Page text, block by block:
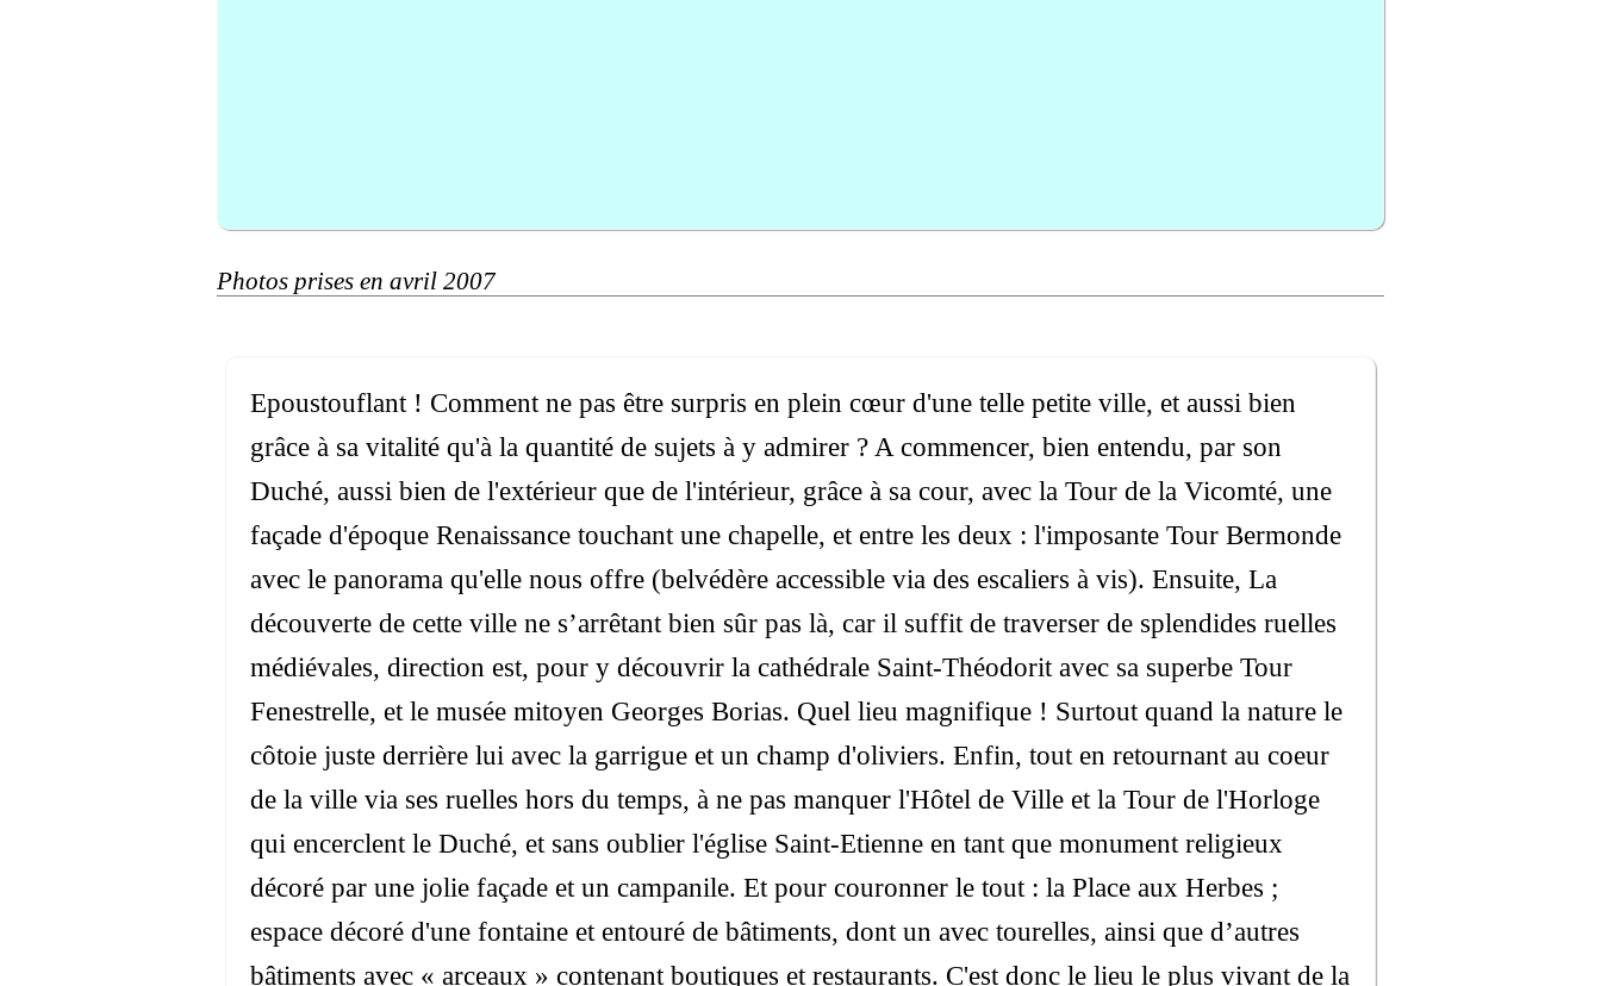
Photos prises en avril 2007
Epoustouflant ! Comment ne pas être surpris en plein cœur d'une telle petite ville, et aussi bien
grâce à sa vitalité qu'à la quantité de sujets à y admirer ? A commencer, bien entendu, par son
Duché, aussi bien de l'extérieur que de l'intérieur, grâce à sa cour, avec la Tour de la Vicomté, une
façade d'époque Renaissance touchant une chapelle, et entre les deux : l'imposante Tour Bermonde
avec le panorama qu'elle nous offre (belvédère accessible via des escaliers à vis). Ensuite, La
découverte de cette ville ne s’arrêtant bien sûr pas là, car il suffit de traverser de splendides ruelles
médiévales, direction est, pour y découvrir la cathédrale Saint-Théodorit avec sa superbe Tour
Fenestrelle, et le musée mitoyen Georges Borias. Quel lieu magnifique ! Surtout quand la nature le
côtoie juste derrière lui avec la garrigue et un champ d'oliviers. Enfin, tout en retournant au coeur
de la ville via ses ruelles hors du temps, à ne pas manquer l'Hôtel de Ville et la Tour de l'Horloge
qui encerclent le Duché, et sans oublier l'église Saint-Etienne en tant que monument religieux
décoré par une jolie façade et un campanile. Et pour couronner le tout : la Place aux Herbes ;
espace décoré d'une fontaine et entouré de bâtiments, dont un avec tourelles, ainsi que d’autres
bâtiments avec « arceaux » contenant boutiques et restaurants. C'est donc le lieu le plus vivant de la